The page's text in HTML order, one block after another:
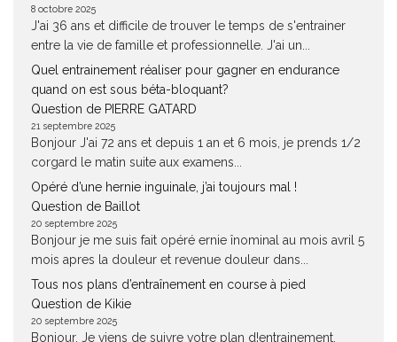
8 octobre 2025
J'ai 36 ans et difficile de trouver le temps de s'entrainer
entre la vie de famille et professionnelle. J'ai un...
Quel entrainement réaliser pour gagner en endurance
quand on est sous béta-bloquant?
Question de PIERRE GATARD
21 septembre 2025
Bonjour J'ai 72 ans et depuis 1 an et 6 mois, je prends 1/2
corgard le matin suite aux examens...
Opéré d’une hernie inguinale, j’ai toujours mal !
Question de Baillot
20 septembre 2025
Bonjour je me suis fait opéré ernie înominal au mois avril 5
mois apres la douleur et revenue douleur dans...
Tous nos plans d’entraînement en course à pied
Question de Kikie
20 septembre 2025
Bonjour, Je viens de suivre votre plan d!entrainement,